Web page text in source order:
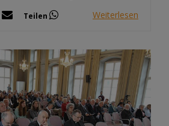
Teilen Weiterlesen